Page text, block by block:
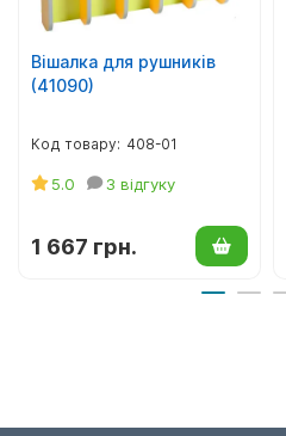
Вішалка для рушників
(41090)
408-01
5.0 3 відгуку
1 667 грн.